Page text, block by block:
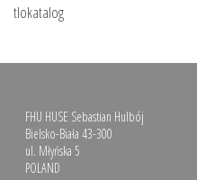
tlokatalog
FHU HUSE Sebastian Hulbój
Bielsko-Biała 43-300
ul. Młyńska 5
POLAND